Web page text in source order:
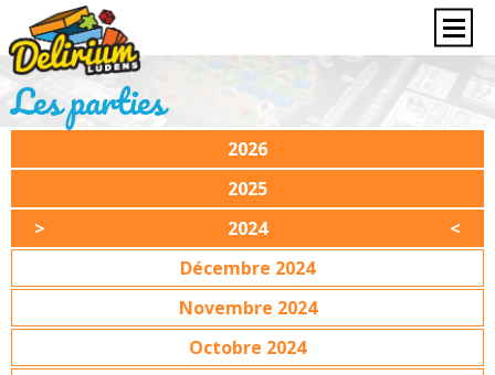
Les parties
2026
2025
2024
Décembre 2024
Novembre 2024
Octobre 2024